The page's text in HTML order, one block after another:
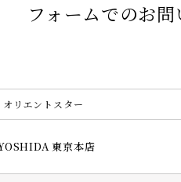
フォームでのお
東京本店